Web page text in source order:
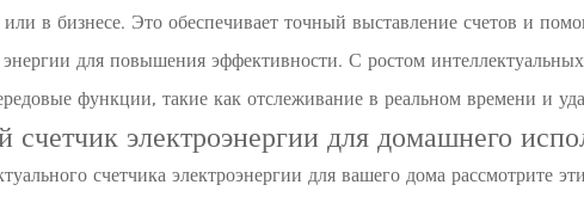
в бизнесе. Это обеспечивает точный выставление счетов и
энергии для повышения эффективности. С ростом
функции, такие как отслеживание в реальном времени и
электроэнергии для домашнего
счетчика электроэнергии для вашего дома рассмотрите